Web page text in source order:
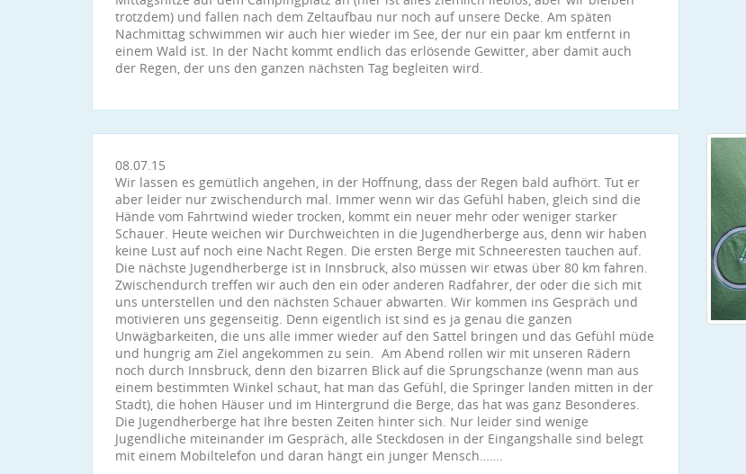
trotzdem) und fallen nach dem Zeltaufbau nur noch auf unsere Decke. Am späten
Nachmittag schwimmen wir auch hier wieder im See, der nur ein paar km entfernt in
einem Wald ist. In der Nacht kommt endlich das erlösende Gewitter, aber damit auch
der Regen, der uns den ganzen nächsten Tag begleiten wird.
08.07.15
Wir lassen es gemütlich angehen, in der Hoffnung, dass der Regen bald aufhört. Tut er
aber leider nur zwischendurch mal. Immer wenn wir das Gefühl haben, gleich sind die
Hände vom Fahrtwind wieder trocken, kommt ein neuer mehr oder weniger starker
Schauer. Heute weichen wir Durchweichten in die Jugendherberge aus, denn wir haben
keine Lust auf noch eine Nacht Regen. Die ersten Berge mit Schneeresten tauchen auf.
Die nächste Jugendherberge ist in Innsbruck, also müssen wir etwas über 80 km fahren.
Zwischendurch treffen wir auch den ein oder anderen Radfahrer, der oder die sich mit
uns unterstellen und den nächsten Schauer abwarten. Wir kommen ins Gespräch und
motivieren uns gegenseitig. Denn eigentlich ist sind es ja genau die ganzen
Unwägbarkeiten, die uns alle immer wieder auf den Sattel bringen und das Gefühl müde
und hungrig am Ziel angekommen zu sein. Am Abend rollen wir mit unseren Rädern
noch durch Innsbruck, denn den bizarren Blick auf die Sprungschanze (wenn man aus
einem bestimmten Winkel schaut, hat man das Gefühl, die Springer landen mitten in der
Stadt), die hohen Häuser und im Hintergrund die Berge, das hat was ganz Besonderes.
Die Jugendherberge hat Ihre besten Zeiten hinter sich. Nur leider sind wenige
Jugendliche miteinander im Gespräch, alle Steckdosen in der Eingangshalle sind belegt
mit einem Mobiltelefon und daran hängt ein junger Mensch…….